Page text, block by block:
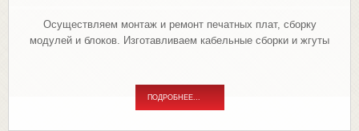
Осуществляем монтаж и ремонт печатных плат, сборку
модулей и блоков. Изготавливаем кабельные сборки и жгуты
ПОДРОБНЕЕ...